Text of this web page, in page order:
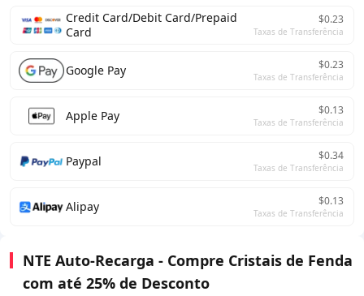
Credit Card/Debit Card/Prepaid
Card
$0.23
Taxas de Transferência
Google Pay $0.23
Taxas de Transferência
Apple Pay $0.13
Taxas de Transferência
Paypal $0.34
Taxas de Transferência
Alipay $0.13
Taxas de Transferência
NTE Auto-Recarga - Compre Cristais de Fenda
com até 25% de Desconto